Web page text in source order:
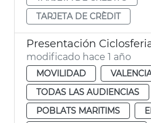
TARJETA DE CRÈDIT
modificado hace 1 año
MOVILIDAD
TODAS LAS AUDIENCIAS
POBLATS MARITIMS